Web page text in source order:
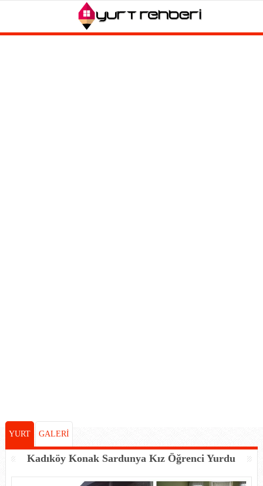
YURT GALERİ
Kadıköy Konak Sardunya Kız Öğrenci Yurdu